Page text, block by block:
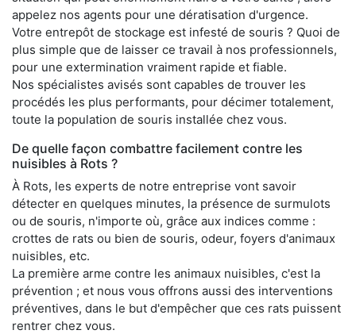
appelez nos agents pour une dératisation d'urgence.
Votre entrepôt de stockage est infesté de souris ? Quoi de
plus simple que de laisser ce travail à nos professionnels,
pour une extermination vraiment rapide et fiable.
Nos spécialistes avisés sont capables de trouver les
procédés les plus performants, pour décimer totalement,
toute la population de souris installée chez vous.
De quelle façon combattre facilement contre les
nuisibles à Rots ?
À Rots, les experts de notre entreprise vont savoir
détecter en quelques minutes, la présence de surmulots
ou de souris, n'importe où, grâce aux indices comme :
crottes de rats ou bien de souris, odeur, foyers d'animaux
nuisibles, etc.
La première arme contre les animaux nuisibles, c'est la
prévention ; et nous vous offrons aussi des interventions
préventives, dans le but d'empêcher que ces rats puissent
rentrer chez vous.